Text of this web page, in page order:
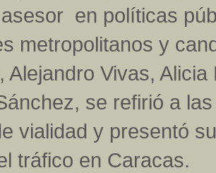
en políticas
metropolitanos y
Alejandro Vivas, Alicia
se refirió a
vialidad y presentó
tráfico en Caracas.